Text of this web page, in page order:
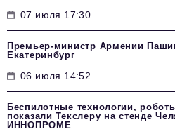
07 июля 17:30
Премьер-министр Армении
Екатеринбург
06 июля 14:52
Беспилотные технологии,
показали Текслеру на стенде
ИННОПРОМЕ